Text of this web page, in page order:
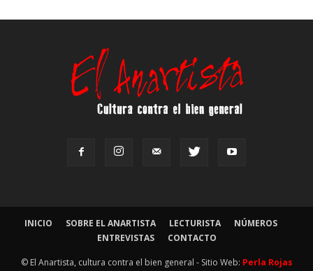
INICIO SOBRE EL ANARTISTA LECTURISTA
NÚMEROS
ENTREVISTAS
CONTACTO
© El Anartista, cultura contra el bien general - Sitio Web: Perla Rojas